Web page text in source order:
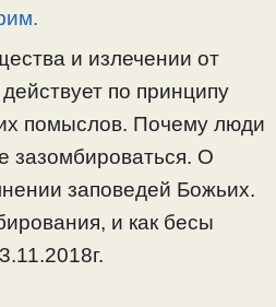
и излечении от
по принципу
помыслов. Почему люди
зазомбироваться. О
заповедей Божьих.
и как бесы